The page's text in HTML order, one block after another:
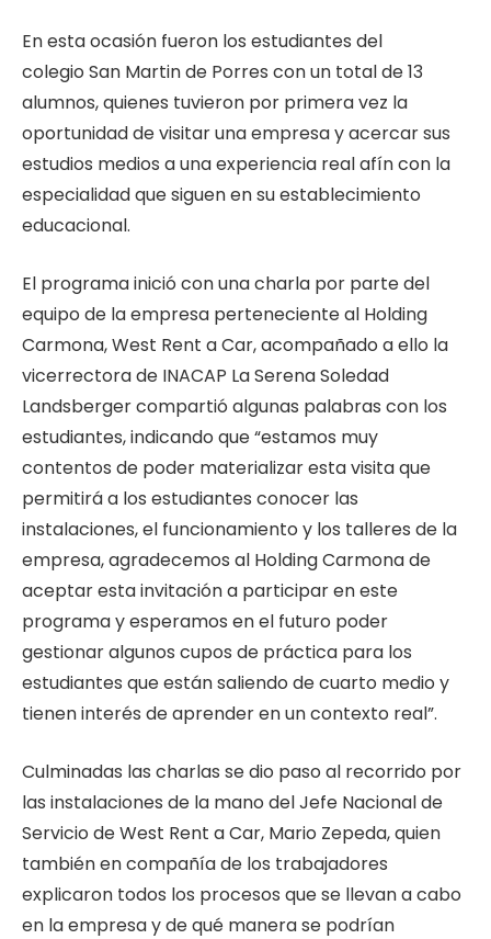
En esta ocasión fueron los estudiantes del
colegio San Martin de Porres con un total de 13
alumnos, quienes tuvieron por primera vez la
oportunidad de visitar una empresa y acercar sus
estudios medios a una experiencia real afín con la
especialidad que siguen en su establecimiento
educacional.
El programa inició con una charla por parte del
equipo de la empresa perteneciente al Holding
Carmona, West Rent a Car, acompañado a ello la
vicerrectora de INACAP La Serena Soledad
Landsberger compartió algunas palabras con los
estudiantes, indicando que “estamos muy
contentos de poder materializar esta visita que
permitirá a los estudiantes conocer las
instalaciones, el funcionamiento y los talleres de la
empresa, agradecemos al Holding Carmona de
aceptar esta invitación a participar en este
programa y esperamos en el futuro poder
gestionar algunos cupos de práctica para los
estudiantes que están saliendo de cuarto medio y
tienen interés de aprender en un contexto real”.
Culminadas las charlas se dio paso al recorrido por
las instalaciones de la mano del Jefe Nacional de
Servicio de West Rent a Car, Mario Zepeda, quien
también en compañía de los trabajadores
explicaron todos los procesos que se llevan a cabo
en la empresa y de qué manera se podrían